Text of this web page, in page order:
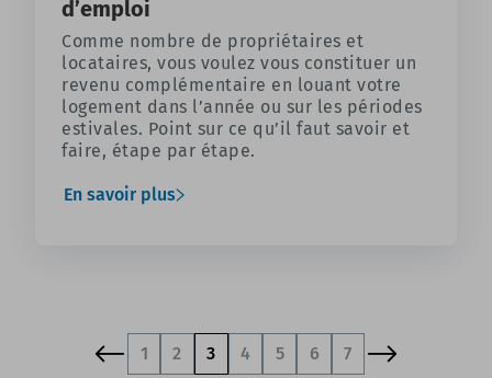
d’emploi
Comme nombre de propriétaires et
locataires, vous voulez vous constituer un
revenu complémentaire en louant votre
logement dans l’année ou sur les périodes
estivales. Point sur ce qu’il faut savoir et
faire, étape par étape.
En savoir plus
1 2 3 4 5 6 7